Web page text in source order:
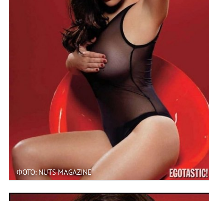
ФОТО: NUTS MAGAZINE